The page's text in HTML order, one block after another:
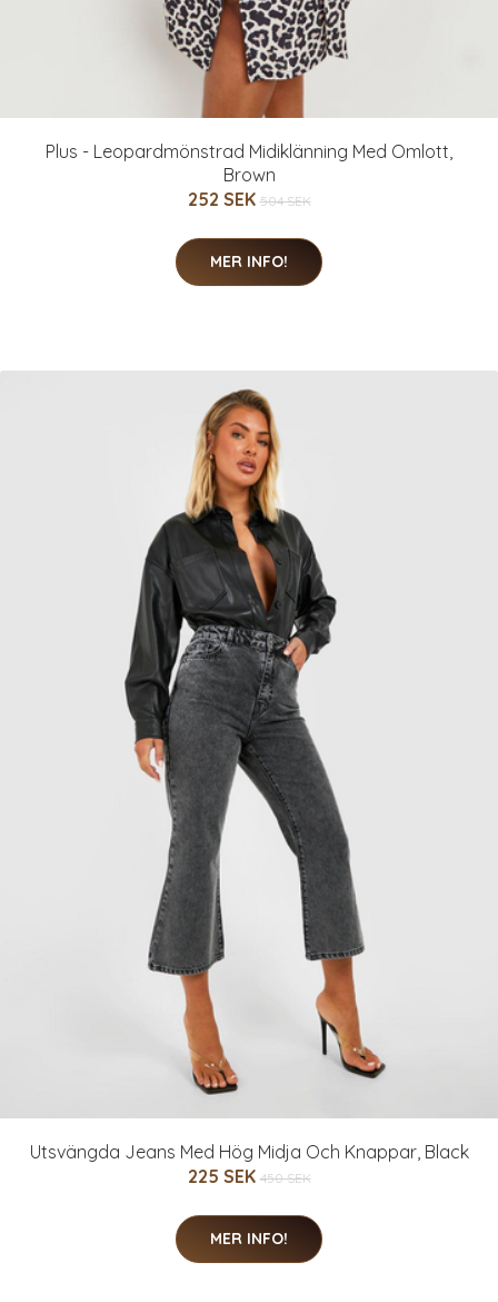
Plus - Leopardmönstrad Midiklänning Med Omlott,
Brown
252 SEK 504 SEK
MER INFO!
Utsvängda Jeans Med Hög Midja Och Knappar, Black
225 SEK 450 SEK
MER INFO!